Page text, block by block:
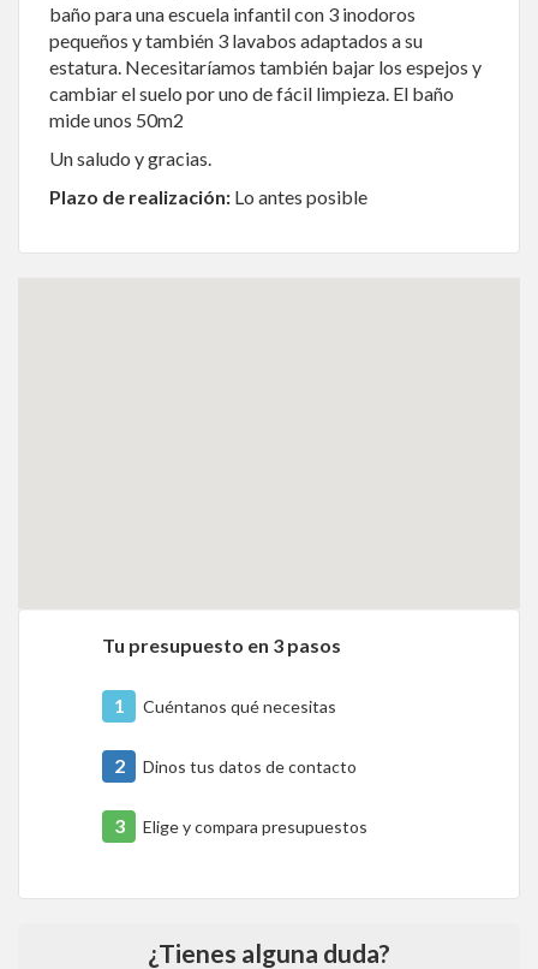
baño para una escuela infantil con 3 inodoros
pequeños y también 3 lavabos adaptados a su
estatura. Necesitaríamos también bajar los espejos y
cambiar el suelo por uno de fácil limpieza. El baño
mide unos 50m2
Un saludo y gracias.
Plazo de realización: Lo antes posible
Tu presupuesto en 3 pasos
1 Cuéntanos qué necesitas
2 Dinos tus datos de contacto
3 Elige y compara presupuestos
¿Tienes alguna duda?